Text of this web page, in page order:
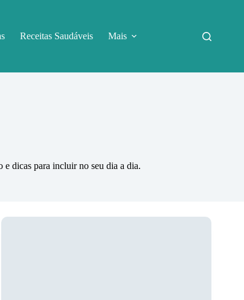
Receitas Saudáveis Mais
e dicas para incluir no seu dia a dia.